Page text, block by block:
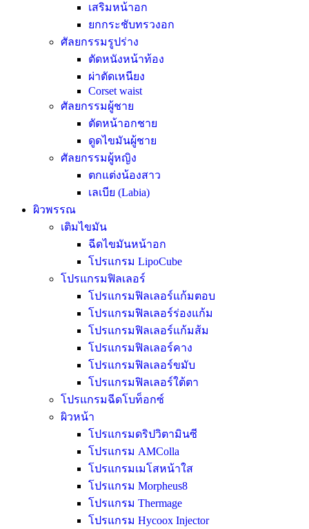
เสริมหน้าอก
ยกกระชับทรวงอก
ศัลยกรรมรูปร่าง
ตัดหนังหน้าท้อง
ผ่าตัดเหนียง
Corset waist
ศัลยกรรมผู้ชาย
ตัดหน้าอกชาย
ดูดไขมันผู้ชาย
ศัลยกรรมผู้หญิง
ตกแต่งน้องสาว
เลเบีย (Labia)
ผิวพรรณ
เติมไขมัน
ฉีดไขมันหน้าอก
โปรแกรม LipoCube
โปรแกรมฟิลเลอร์
โปรแกรมฟิลเลอร์แก้มตอบ
โปรแกรมฟิลเลอร์ร่องแก้ม
โปรแกรมฟิลเลอร์แก้มส้ม
โปรแกรมฟิลเลอร์คาง
โปรแกรมฟิลเลอร์ขมับ
โปรแกรมฟิลเลอร์ใต้ตา
โปรแกรมฉีดโบท็อกซ์
ผิวหน้า
โปรแกรมดริปวิตามินซี
โปรแกรม AMColla
โปรแกรมเมโสหน้าใส
โปรแกรม Morpheus8
โปรแกรม Thermage
โปรแกรม Hycoox Injector